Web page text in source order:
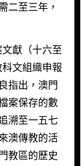
二至三年，
獻（十六至
文組織申報
指出，澳門
案保存的數
溯至一五七
澳傳教的活
教區的歷史